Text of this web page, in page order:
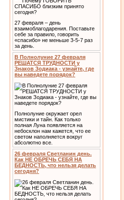
27 февраля – день
взаимоблагодарения. Поставьте
себе за правило, говорить
«спасибо» не меньше 3-5-7 раз
за день.
В Полнолуние 27 февраля
РЕШАТСЯ ТРУДНОСТИ у
Знаков Зодиака - узнайте, где
вы наведете порядок?
Полнолуние окружает орел
мистики и тайн. Как только
полная Луна появляется на
небосклон нам кажется, что ее
светом наполняется вокруг
абсолютно все.
26 февраля Светланин день.
Как НЕ ОБРЕЧЬ СЕБЯ НА
БЕДНОСТЬ, что нельзя делать
сегодня?